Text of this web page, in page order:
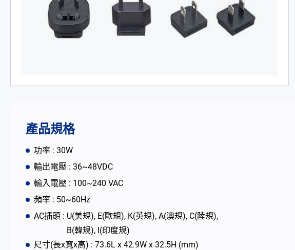
產品規格
功率 : 30W
輸出電壓 : 36~48VDC
輸入電壓 : 100~240 VAC
頻率 : 50~60Hz
AC插頭 : U(美規), E(歐規), K(英規), A(澳規), C(陸規),
B(韓規), I(印度規)
尺寸(長x寬x高) : 73.6L x 42.9W x 32.5H (mm)
DC/DC 電源適配器
電池適配充電器
內置機殼型電源適配器
CRPS 電源供應器
解决方案
為何選擇翌勝